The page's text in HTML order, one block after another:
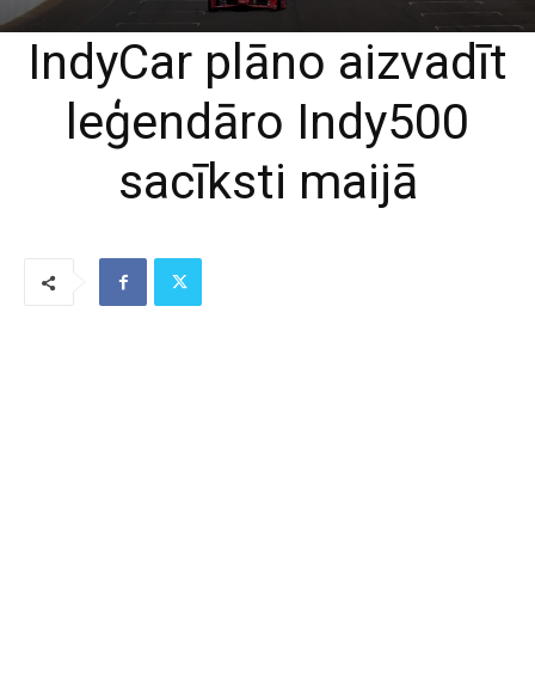
IndyCar plāno aizvadīt
leģendāro Indy500
sacīksti maijā